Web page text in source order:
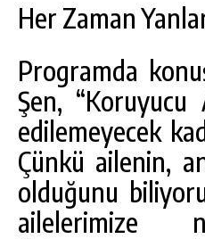
Her Zaman
Programda
Şen,
edilemeyecek
Çünkü ailenin,
olduğunu